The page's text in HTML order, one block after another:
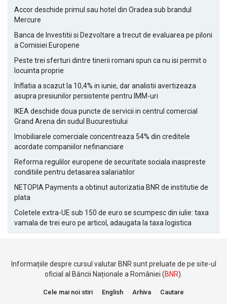
Accor deschide primul sau hotel din Oradea sub brandul
Mercure
Banca de Investitii si Dezvoltare a trecut de evaluarea pe piloni
a Comisiei Europene
Peste trei sferturi dintre tinerii romani spun ca nu isi permit o
locuinta proprie
Inflatia a scazut la 10,4% in iunie, dar analistii avertizeaza
asupra presiunilor persistente pentru IMM-uri
IKEA deschide doua puncte de servicii in centrul comercial
Grand Arena din sudul Bucurestiului
Imobiliarele comerciale concentreaza 54% din creditele
acordate companiilor nefinanciare
Reforma regulilor europene de securitate sociala inaspreste
conditiile pentru detasarea salariatilor
NETOPIA Payments a obtinut autorizatia BNR de institutie de
plata
Coletele extra-UE sub 150 de euro se scumpesc din iulie: taxa
vamala de trei euro pe articol, adaugata la taxa logistica
Informațiile despre cursul valutar BNR sunt preluate de pe site-ul
oficial al Băncii Naționale a României (BNR).
Cele mai noi stiri English Arhiva Cautare